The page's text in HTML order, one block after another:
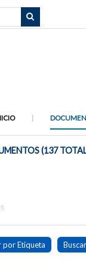
(137
por Etiqueta